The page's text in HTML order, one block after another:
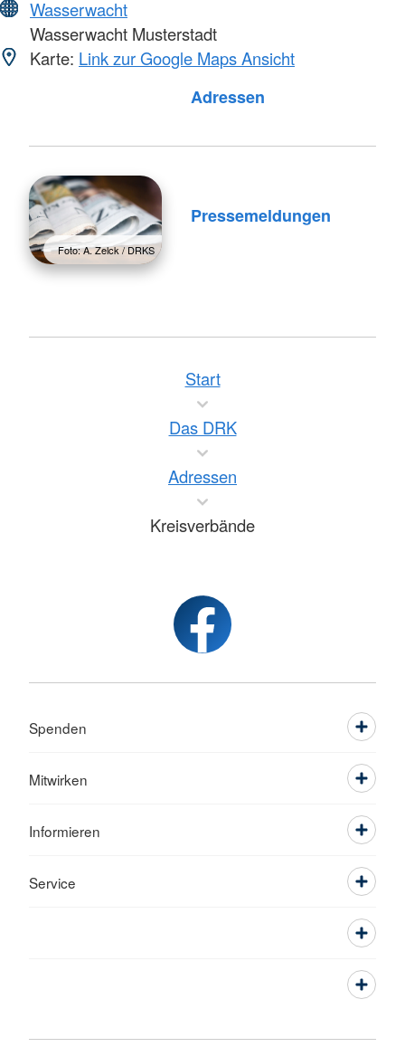
Wasserwacht
Wasserwacht Musterstadt
Karte: Link zur Google Maps Ansicht
Adressen
Foto: A. Zelck / DRKS
Pressemeldungen
Start
Das DRK
Adressen
Kreisverbände
Spenden
Mitwirken
Informieren
Service